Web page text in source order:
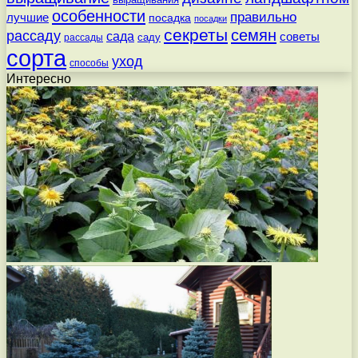
лучшие особенности посадка посадки правильно
рассаду рассады сада саду секреты семян советы
сорта способы уход
Интересно